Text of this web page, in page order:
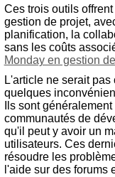
Ces trois outils
gestion de projet,
planification, la
sans les coûts
Monday en gestion
L'article ne serait
quelques
Ils sont
communautés de
qu'il peut y avoir un
utilisateurs. Ces
résoudre les
l'aide sur des forums